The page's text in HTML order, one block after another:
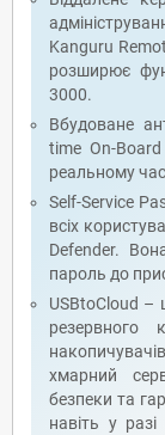
Kanguru
розширює
3000.
Вбудоване
time On-
реальному
Self-Service
всіх
Defender.
пароль до
USBtoCloud –
резервного
хмарний
безпеки та
навіть у